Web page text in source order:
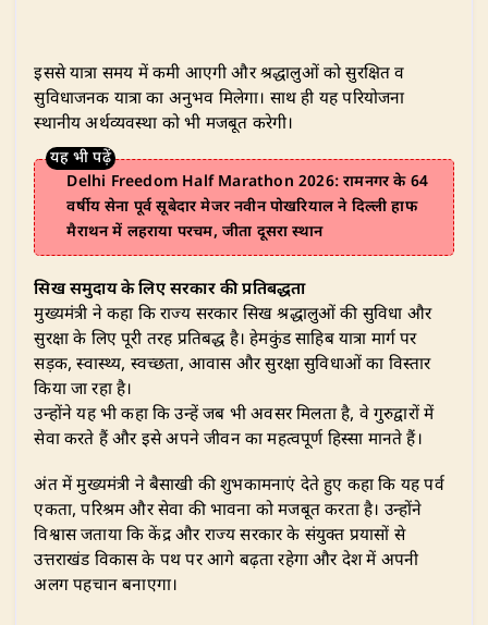
इससे यात्रा समय में कमी आएगी और श्रद्धालुओं को सुरक्षित व
सुविधाजनक यात्रा का अनुभव मिलेगा। साथ ही यह परियोजना
स्थानीय अर्थव्यवस्था को भी मजबूत करेगी।
Delhi Freedom Half Marathon 2026: रामनगर के 64
वर्षीय सेना पूर्व सूबेदार मेजर नवीन पोखरियाल ने दिल्ली हाफ
मैराथन में लहराया परचम, जीता दूसरा स्थान
सिख समुदाय के लिए सरकार की प्रतिबद्धता
मुख्यमंत्री ने कहा कि राज्य सरकार सिख श्रद्धालुओं की सुविधा और
सुरक्षा के लिए पूरी तरह प्रतिबद्ध है। हेमकुंड साहिब यात्रा मार्ग पर
सड़क, स्वास्थ्य, स्वच्छता, आवास और सुरक्षा सुविधाओं का विस्तार
किया जा रहा है।
उन्होंने यह भी कहा कि उन्हें जब भी अवसर मिलता है, वे गुरुद्वारों में
सेवा करते हैं और इसे अपने जीवन का महत्वपूर्ण हिस्सा मानते हैं।
अंत में मुख्यमंत्री ने बैसाखी की शुभकामनाएं देते हुए कहा कि यह पर्व
एकता, परिश्रम और सेवा की भावना को मजबूत करता है। उन्होंने
विश्वास जताया कि केंद्र और राज्य सरकार के संयुक्त प्रयासों से
उत्तराखंड विकास के पथ पर आगे बढ़ता रहेगा और देश में अपनी
अलग पहचान बनाएगा।